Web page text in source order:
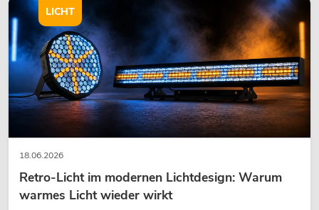
18.06.2026
Retro-Licht im modernen Lichtdesign: Warum
warmes Licht wieder wirkt
LICHT